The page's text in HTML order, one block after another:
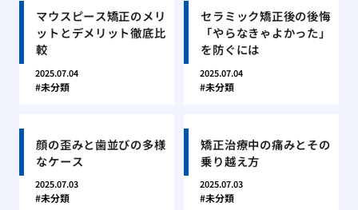
マウスピース矯正のメリ
ットとデメリット徹底比
較
2025.07.04
未分類
セラミック矯正後の後悔
「やらなきゃよかった」
を防ぐには
2025.07.04
未分類
顔の歪みと歯並びの多様
なケース
2025.07.03
未分類
矯正治療中の痛みとその
乗り越え方
2025.07.03
未分類